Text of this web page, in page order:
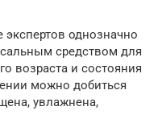
однозначно
средством для
возраста и состояния
можно добиться
увлажнена,